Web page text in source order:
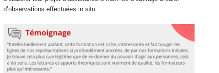
d’observations effectuées in situ.